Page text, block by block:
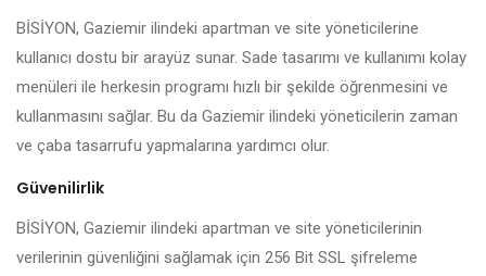
BİSİYON, Gaziemir ilindeki apartman ve site yöneticilerine
kullanıcı dostu bir arayüz sunar. Sade tasarımı ve kullanımı kolay
menüleri ile herkesin programı hızlı bir şekilde öğrenmesini ve
kullanmasını sağlar. Bu da Gaziemir ilindeki yöneticilerin zaman
ve çaba tasarrufu yapmalarına yardımcı olur.
Güvenilirlik
BİSİYON, Gaziemir ilindeki apartman ve site yöneticilerinin
verilerinin güvenliğini sağlamak için 256 Bit SSL şifreleme